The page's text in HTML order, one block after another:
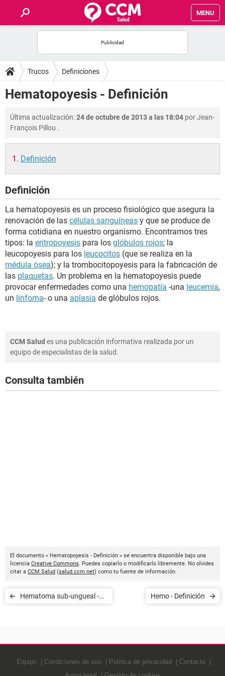
MENU
FOROS
SALUD
FAMILIA
NUTRICIÓN
SEXUALIDAD
GLOSARIO
Trucos Definiciones
Hematopoyesis - Definición
Última actualización:24 de octubre de 2013 a las 18:04 porJean-
François Pillou .
Definición
Definición
La hematopoyesis es un proceso fisiológico que asegura la
renovación de las células sanguíneas y que se produce de
forma cotidiana en nuestro organismo. Encontramos tres
tipos: la eritropoyesis para los glóbulos rojos; la
leucopoyesis para los leucocitos (que se realiza en la
médula ósea); y la trombocitopoyesis para la fabricación de
las plaquetas. Un problema en la hematopoyesis puede
provocar enfermedades como una hemopatía -una leucemia,
un linfoma- o una aplasia de glóbulos rojos.
CCM Salud es una publicación informativa realizada por un
equipo de especialistas de la salud.
Consulta también
El documento « Hematopoyesis - Definición » se encuentra disponible bajo una
licencia Creative Commons. Puedes copiarlo o modificarlo libremente. No olvides
citar a CCM Salud (salud.ccm.net) como tu fuente de información.
Hematoma sub-ungueal -
Hemo - Definición
Equipo Condiciones de uso Política de privacidad
Contacto